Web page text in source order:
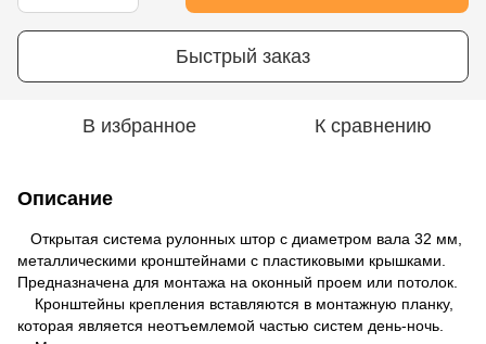
Быстрый заказ
В избранное К сравнению
Описание
Открытая система рулонных штор с диаметром вала 32 мм,
металлическими кронштейнами с пластиковыми крышками.
Предназначена для монтажа на оконный проем или потолок.
Кронштейны крепления вставляются в монтажную планку,
которая является неотъемлемой частью систем день-ночь.